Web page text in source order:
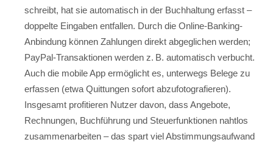
schreibt, hat sie automatisch in der Buchhaltung erfasst –
doppelte Eingaben entfallen. Durch die Online-Banking-
Anbindung können Zahlungen direkt abgeglichen werden;
PayPal-Transaktionen werden z. B. automatisch verbucht.
Auch die mobile App ermöglicht es, unterwegs Belege zu
erfassen (etwa Quittungen sofort abzufotografieren).
Insgesamt profitieren Nutzer davon, dass Angebote,
Rechnungen, Buchführung und Steuerfunktionen nahtlos
zusammenarbeiten – das spart viel Abstimmungsaufwand